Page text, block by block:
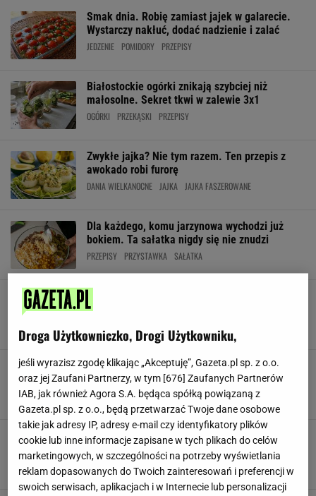
Smak dnia. Robię zamiast jajek w galarecie.
Wystarczy nakłuć, dodać nadzienie i zalać
JEDZENIE POMIDORY PRZEPISY
Białostockie ogórki znikają szybciej niż
małosolne. Sekret tkwi w zalewie 3x1
OGÓRKI PRZEKĄSKI PRZEPISY
Zwykłe jajka? Nie tym razem. Ten przepis z
awokado robi furorę
DANIA WIELKANOCNE JAJKA JAJKA FASZEROWANE
Dla każdego, komu jarzynowa wychodzi już
bokiem. Ta sałatka nigdy się nie znudzi
PRZEPISY PRZYSTAWKA SAŁATKA
dziwnym makaronem to mój hit
Wcale nie po grecku. W moim domu nie ma
świąt bez innej ryby z warzywami
BOŻE NARODZENIE PRZEPISY PRZYSTAWKA
Świąteczne danie bez grama mięsa. Efekt?
Zaskakująco spektakularny
BOŻE NARODZENIE BURAKI GOTOWANIE
Droga Użytkowniczko, Drogi Użytkowniku,
jeśli wyrazisz zgodę klikając „Akceptuję”, Gazeta.pl sp. z o.o.
oraz jej Zaufani Partnerzy, w tym [ 676 ] Zaufanych Partnerów
IAB, jak również Agora S.A. będąca spółką powiązaną z
Gazeta.pl sp. z o.o., będą przetwarzać Twoje dane osobowe
takie jak adresy IP, adresy e-mail czy identyfikatory plików
cookie lub inne informacje zapisane w tych plikach do celów
marketingowych, w szczególności na potrzeby wyświetlania
reklam dopasowanych do Twoich zainteresowań i preferencji w
swoich serwisach, aplikacjach i w Internecie lub personalizacji